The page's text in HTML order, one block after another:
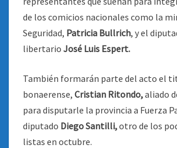
de los comicios nacionales como la
Seguridad, Patricia Bullrich, y el
libertario José Luis Espert.
También formarán parte del acto el
bonaerense, Cristian Ritondo,aliado
para disputarle la provincia a Fuerza
diputado Diego Santilli,otro de los
listas en octubre.